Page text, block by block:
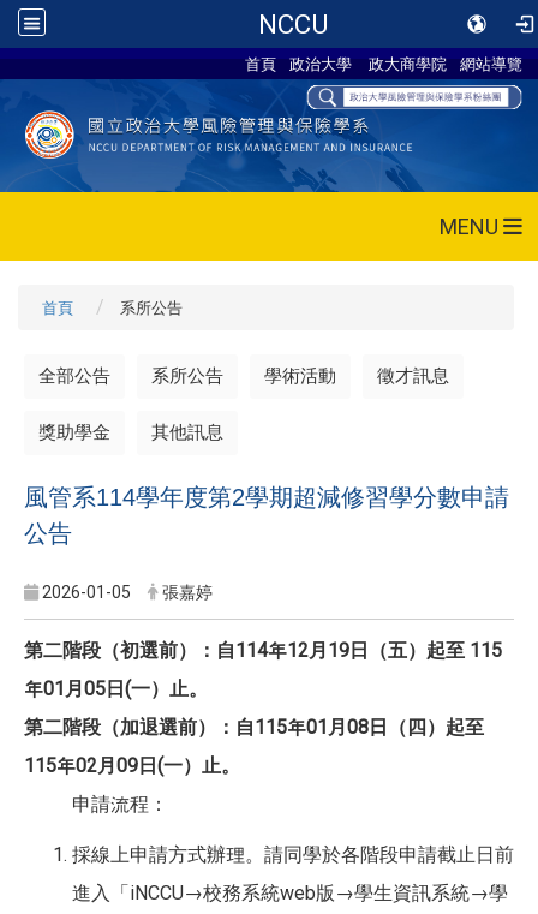
NCCU
首頁 政治大學 政大商學院 網站導覽
MENU
首頁 系所公告
全部公告 系所公告 學術活動 徵才訊息
獎助學金 其他訊息
風管系114學年度第2學期超減修習學分數申請
公告
2026-01-05 張嘉婷
第二階段（初選前）：自114年12月19日（五）起至 115
年01月05日(一）止。
第二階段（加退選前）：自115年01月08日（四）起至
115年02月09日(一）止。
申請流程：
採線上申請方式辦理。請同學於各階段申請截止日前
進入「iNCCU→校務系統web版→學生資訊系統→學